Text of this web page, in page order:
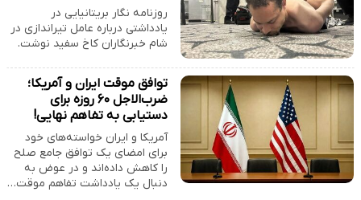
روزنامه نگار بریتانیایی در
یادداشتی درباره عامل تیراندازی در
شام خبرنگاران کاخ سفید نوشت.
توافق موقت ایران و آمریکا؛
ضرب‌الاجل ۶۰ روزه برای
دستیابی به تفاهم نهایی!
آمریکا و ایران خواسته‌های خود
برای امضای یک توافق جامع صلح
را کاهش داده‌اند و در عوض به
دنبال یک یادداشت تفاهم موقت…